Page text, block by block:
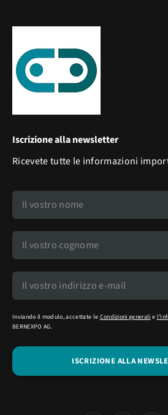
Iscrizione alla newsletter
Ricevete tutte le informazioni
Inviando il modulo, accettate le Condizioni generali e
BERNEXPO AG.